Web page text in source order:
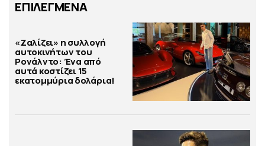
ΕΠΙΛΕΓΜΕΝΑ
«Ζαλίζει» η συλλογή
αυτοκινήτων του
Ρονάλντο: Ένα από
αυτά κοστίζει 15
εκατομμύρια δολάρια!